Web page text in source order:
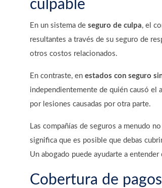
culpable
En un sistema de seguro de culpa, el
resultantes a través de su seguro de
otros costos relacionados.
En contraste, en estados con seguro
independientemente de quién causó el
por lesiones causadas por otra parte.
Las compañías de seguros a menudo
significa que es posible que debas
Un abogado puede ayudarte a
Cobertura de